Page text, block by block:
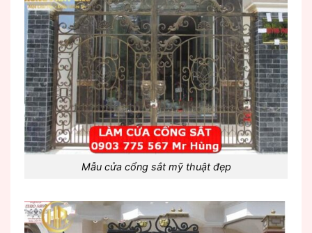
Mẫu cửa cổng sắt mỹ thuật đẹp